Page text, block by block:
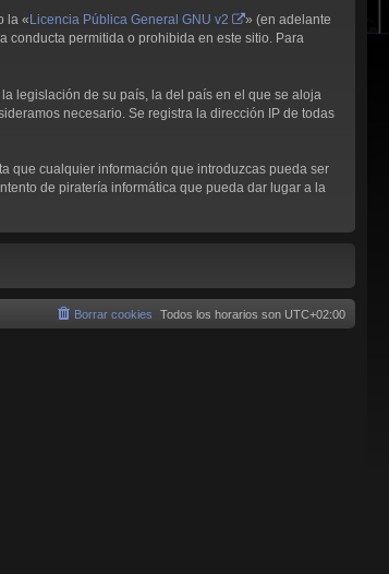
la « Licencia Pública General GNU v2
» (en adelante
conducta permitida o prohibida en este sitio. Para
legislación de su país, la del país en el que se aloja
necesario. Se registra la dirección IP de todas
que cualquier información que introduzcas pueda ser
de piratería informática que pueda dar lugar a la
Todos los horarios son UTC+02:00
Borrar cookies